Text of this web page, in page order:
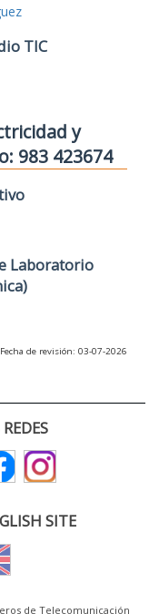
TIC
y
983 423674
Laboratorio
Fecha de revisión: 03-07-2026
SITE
de Telecomunicación